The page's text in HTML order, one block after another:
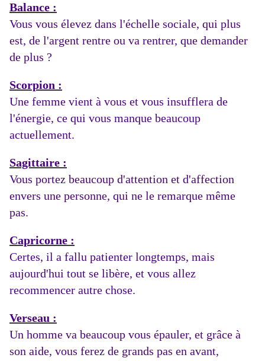
Balance :
Vous vous élevez dans l'échelle sociale, qui plus
est, de l'argent rentre ou va rentrer, que demander
de plus ?
Scorpion :
Une femme vient à vous et vous insufflera de
l'énergie, ce qui vous manque beaucoup
actuellement.
Sagittaire :
Vous portez beaucoup d'attention et d'affection
envers une personne, qui ne le remarque même
pas.
Capricorne :
Certes, il a fallu patienter longtemps, mais
aujourd'hui tout se libère, et vous allez
recommencer autre chose.
Verseau :
Un homme va beaucoup vous épauler, et grâce à
son aide, vous ferez de grands pas en avant,